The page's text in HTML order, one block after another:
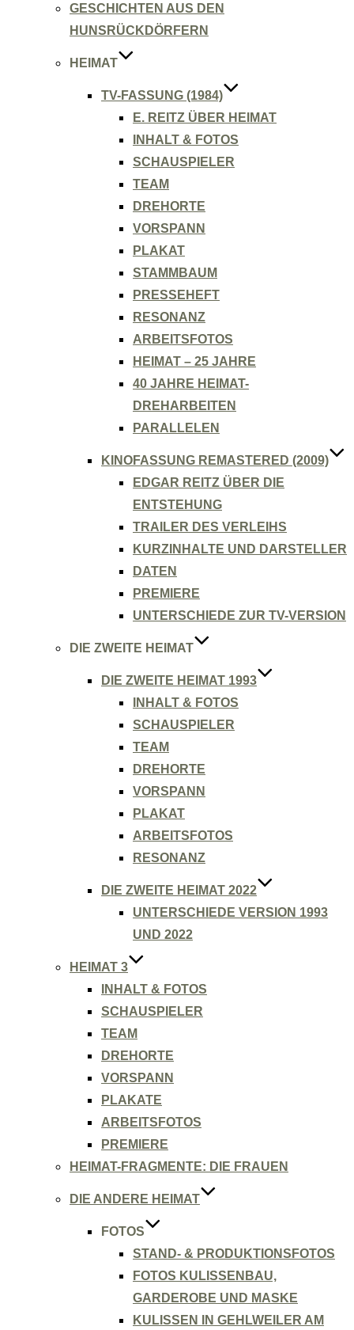
GESCHICHTEN AUS DEN
HUNSRÜCKDÖRFERN
HEIMAT
TV-FASSUNG (1984)
E. REITZ ÜBER HEIMAT
INHALT & FOTOS
SCHAUSPIELER
TEAM
DREHORTE
VORSPANN
PLAKAT
STAMMBAUM
PRESSEHEFT
RESONANZ
ARBEITSFOTOS
HEIMAT – 25 JAHRE
40 JAHRE HEIMAT-
DREHARBEITEN
PARALLELEN
KINOFASSUNG REMASTERED (2009)
EDGAR REITZ ÜBER DIE
ENTSTEHUNG
TRAILER DES VERLEIHS
KURZINHALTE UND DARSTELLER
DATEN
PREMIERE
UNTERSCHIEDE ZUR TV-VERSION
DIE ZWEITE HEIMAT
DIE ZWEITE HEIMAT 1993
INHALT & FOTOS
SCHAUSPIELER
TEAM
DREHORTE
VORSPANN
PLAKAT
ARBEITSFOTOS
RESONANZ
DIE ZWEITE HEIMAT 2022
UNTERSCHIEDE VERSION 1993
UND 2022
HEIMAT 3
INHALT & FOTOS
SCHAUSPIELER
TEAM
DREHORTE
VORSPANN
PLAKATE
ARBEITSFOTOS
PREMIERE
HEIMAT-FRAGMENTE: DIE FRAUEN
DIE ANDERE HEIMAT
FOTOS
STAND- & PRODUKTIONSFOTOS
FOTOS KULISSENBAU,
GARDEROBE UND MASKE
KULISSEN IN GEHLWEILER AM